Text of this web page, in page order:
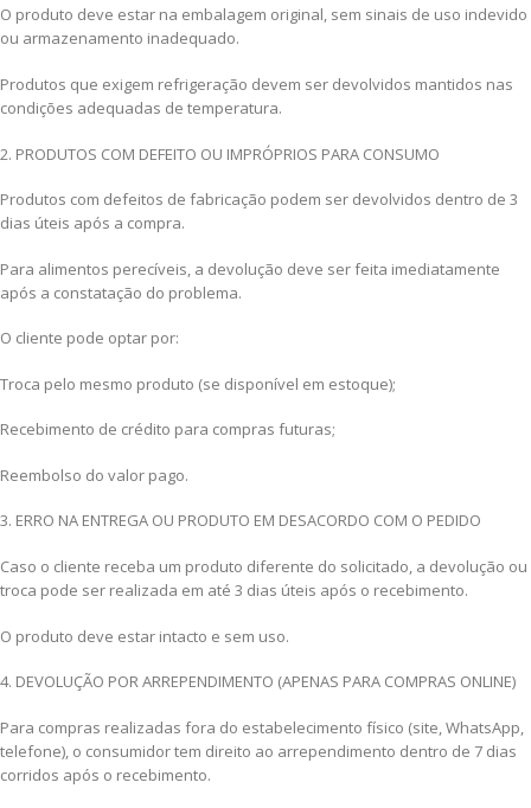
O produto deve estar na embalagem original, sem sinais de uso indevido
ou armazenamento inadequado.
Produtos que exigem refrigeração devem ser devolvidos mantidos nas
condições adequadas de temperatura.
2. PRODUTOS COM DEFEITO OU IMPRÓPRIOS PARA CONSUMO
Produtos com defeitos de fabricação podem ser devolvidos dentro de 3
dias úteis após a compra.
Para alimentos perecíveis, a devolução deve ser feita imediatamente
após a constatação do problema.
O cliente pode optar por:
Troca pelo mesmo produto (se disponível em estoque);
Recebimento de crédito para compras futuras;
Reembolso do valor pago.
3. ERRO NA ENTREGA OU PRODUTO EM DESACORDO COM O PEDIDO
Caso o cliente receba um produto diferente do solicitado, a devolução ou
troca pode ser realizada em até 3 dias úteis após o recebimento.
O produto deve estar intacto e sem uso.
4. DEVOLUÇÃO POR ARREPENDIMENTO (APENAS PARA COMPRAS ONLINE)
Para compras realizadas fora do estabelecimento físico (site, WhatsApp,
telefone), o consumidor tem direito ao arrependimento dentro de 7 dias
corridos após o recebimento.